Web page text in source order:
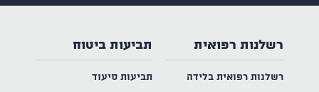
רשלנות רפואית
רשלנות רפואית בלידה
תביעות ביטוח
תביעות סיעוד